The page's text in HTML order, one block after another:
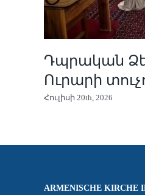
Դպրական
Ուրարի
Հուլիսի 20th, 2026
ARMENISCHE KIRCHE